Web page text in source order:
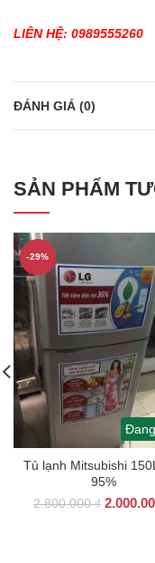
LIÊN HỆ: 0989555260
ĐÁNH GIÁ (0)
SẢN PHẨM
-29%
Tủ lạnh Mitsubishi
95%
2.800.000₫ Giá